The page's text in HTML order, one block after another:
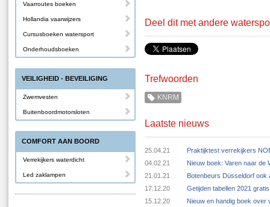
Deel dit met andere
Trefwoorden
KNRM
Laatste nieuws
25.04.21
Praktijktest verrekijkers
04.02.21
Nieuw boek: Varen naar de
21.01.21
Botenbeurs Düsseldorf ook
17.12.20
Getijden tabellen 2021
15.12.20
Nieuw en handig boek over
Vaarroutes boeken
Hollandia vaarwijzers
Cursusboeken watersport
Onderhoudsboeken
VEILIGHEID - BEVEILIGING
Zwemvesten
Buitenboordmotorsloten
COMFORT AAN BOORD
Verrekijkers waterdicht
Led zaklampen